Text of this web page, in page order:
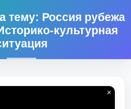
тему: Россия рубежа
культурная